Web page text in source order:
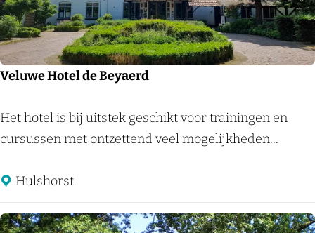
V
e
u
e
m
e
e
B
o
s
a
n
Veluwe Hotel de Beyaerd
V
e
u
e
Het hotel is bij uitstek geschikt voor trainingen en
cursussen met ontzettend veel mogelijkheden...
Hulshorst